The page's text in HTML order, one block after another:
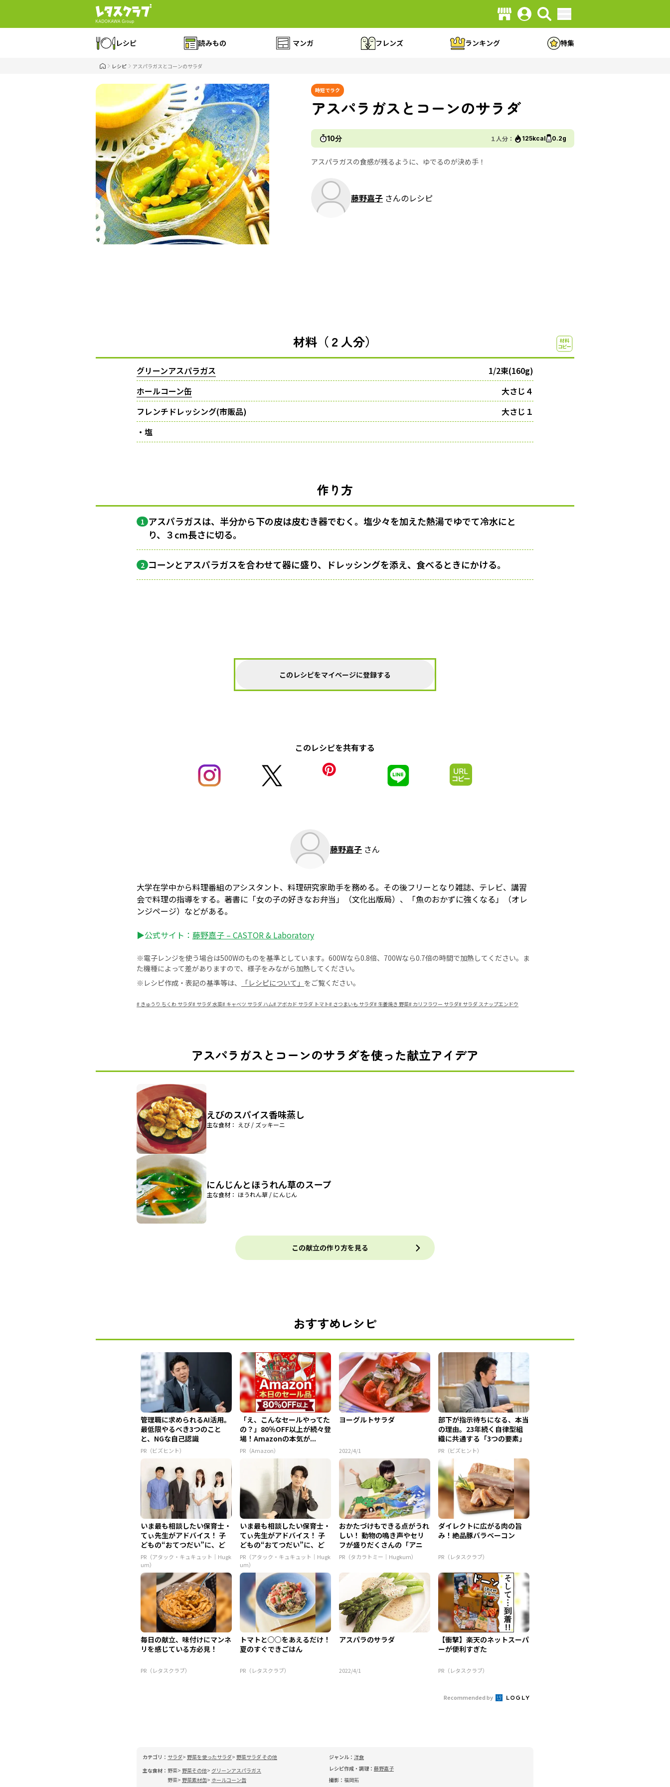
レシピ 読みもの マンガ フレンズ ランキング 特集
レシピ アスパラガスとコーンのサラダ
時短でラク
アスパラガスとコーンのサラダ
10分 １人分： 125kcal 0.2g
アスパラガスの食感が残るように、ゆでるのが決め手！
藤野嘉子 さんのレシピ
材料（２人分）
グリーンアスパラガス
1/2束(160g)
ホールコーン缶
大さじ４
フレンチドレッシング(市販品)
大さじ１
・塩
作り方
1 アスパラガスは、半分から下の皮は皮むき器でむく。塩少々を加えた熱湯でゆでて冷水にと
り、３cm長さに切る。
2 コーンとアスパラガスを合わせて器に盛り、ドレッシングを添え、食べるときにかける。
このレシピをマイページに登録する
このレシピを共有する
藤野嘉子 さん
大学在学中から料理番組のアシスタント、料理研究家助手を務める。その後フリーとなり雑誌、テレビ、講習
会で料理の指導をする。著書に「女の子の好きなお弁当」（文化出版局）、「魚のおかずに強くなる」（オレ
ンジページ）などがある。
▶公式サイト： 藤野嘉子 – CASTOR & Laboratory
※電子レンジを使う場合は500Wのものを基準としています。600Wなら0.8倍、700Wなら0.7倍の時間で加熱してください。ま
た機種によって差がありますので、様子をみながら加熱してください。
※レシピ作成・表記の基準等は、
「レシピについて」 をご覧ください。
# きゅうり ちくわ サラダ# サラダ 水菜# キャベツ サラダ ハム# アボカド サラダ トマト# さつまいも サラダ# 生姜焼き 野菜# カリフラワー サラダ# サラダ スナップエンドウ
アスパラガスとコーンのサラダを使った献立アイデア
えびのスパイス香味蒸し
主な食材： えび / ズッキーニ
にんじんとほうれん草のスープ
主な食材： ほうれん草 / にんじん
この献立の作り方を見る
おすすめレシピ
管理職に求められるAI活用。
最低限やるべき3つのこと
と、NGな自己認識
PR（ビズヒント）
「え、こんなセールやってた
の？」80％OFF以上が続々登
場！Amazonの本気が...
PR（Amazon）
ヨーグルトサラダ
2022/4/1
部下が指示待ちになる、本当
の理由。23年続く自律型組
織に共通する「3つの要素」
PR（ビズヒント）
いま最も相談したい保育士・
てぃ先生がアドバイス！ 子
どもの“おてつだい”に、ど
ん...
PR（アタック・キュキュット｜Hugk
um）
いま最も相談したい保育士・
てぃ先生がアドバイス！ 子
どもの“おてつだい”に、ど
ん...
PR（アタック・キュキュット｜Hugk
um）
おかたづけもできる点がうれ
しい！ 動物の鳴き声やセリ
フが盛りだくさんの「アニ
ア ...
PR（タカラトミー｜Hugkum）
ダイレクトに広がる肉の旨
み！絶品豚バラベーコン
PR（レタスクラブ）
毎日の献立、味付けにマンネ
リを感じている方必見！
PR（レタスクラブ）
トマトと○○をあえるだけ！
夏のすぐできごはん
PR（レタスクラブ）
アスパラのサラダ
2022/4/1
【衝撃】楽天のネットスーパ
ーが便利すぎた
PR（レタスクラブ）
Recommended by
カテゴリ： サラダ 野菜を使ったサラダ
野菜サラダ その他
主な食材： 野菜 野菜その他
グリーンアスパラガス
野菜
野菜素材缶 ホールコーン缶
ジャンル： 洋食
レシピ作成・調理： 藤野嘉子
撮影： 福岡拓